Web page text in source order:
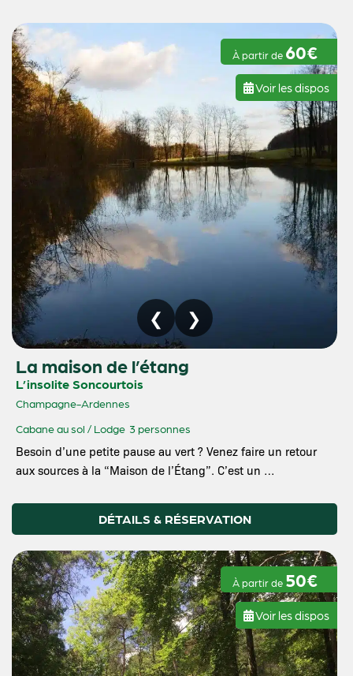
À partir de 60€
Voir les dispos
La maison de l’étang
L’insolite Soncourtois
Champagne-Ardennes
Cabane au sol / Lodge 3 personnes
Besoin d’une petite pause au vert ? Venez faire un retour
aux sources à la “Maison de l’Étang”. C’est un …
DÉTAILS & RÉSERVATION
À partir de 50€
Voir les dispos